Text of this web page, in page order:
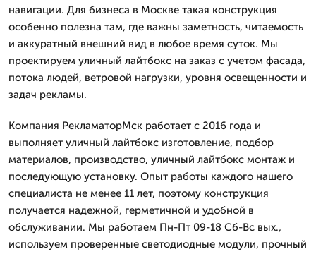
навигации. Для бизнеса в Москве такая конструкция
особенно полезна там, где важны заметность, читаемость
и аккуратный внешний вид в любое время суток. Мы
проектируем уличный лайтбокс на заказ с учетом фасада,
потока людей, ветровой нагрузки, уровня освещенности и
задач рекламы.
Компания РекламаторМск работает с 2016 года и
выполняет уличный лайтбокс изготовление, подбор
материалов, производство, уличный лайтбокс монтаж и
последующую установку. Опыт работы каждого нашего
специалиста не менее 11 лет, поэтому конструкция
получается надежной, герметичной и удобной в
обслуживании. Мы работаем Пн-Пт 09-18 Сб-Вс вых.,
используем проверенные светодиодные модули, прочный